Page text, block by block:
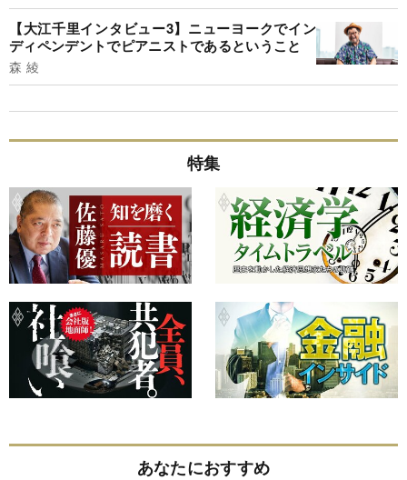
【大江千里インタビュー3】ニューヨークでイン
ディペンデントでピアニストであるということ
森 綾
特集
あなたにおすすめ